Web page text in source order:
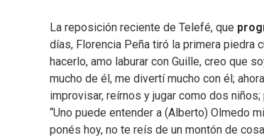
La reposición reciente de Telefé, que
días, Florencia Peña tiró la primera piedra
hacerlo, amo laburar con Guille, creo que
mucho de él, me divertí mucho con él;
improvisar, reírnos y jugar como dos
“Uno puede entender a (Alberto) Olmedo
ponés hoy, no te reís de un montón de